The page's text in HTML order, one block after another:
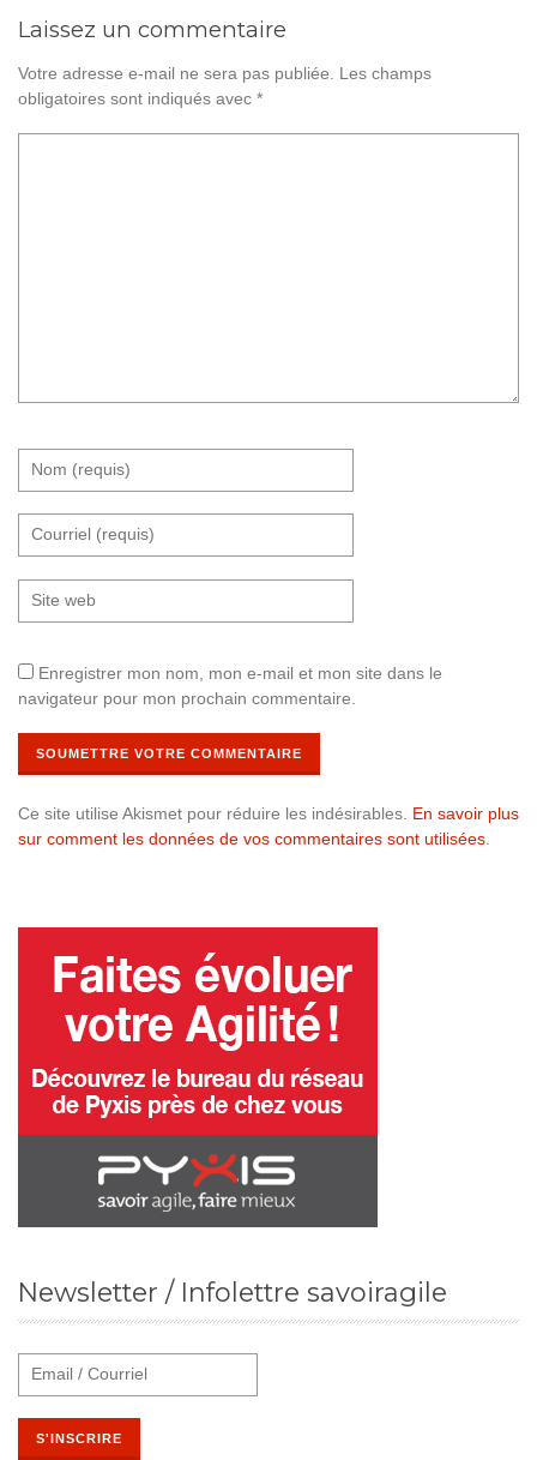
Laissez un commentaire
Votre adresse e-mail ne sera pas publiée.
Les champs
obligatoires sont indiqués avec *
Enregistrer mon nom, mon e-mail et mon site dans le
navigateur pour mon prochain commentaire.
Ce site utilise Akismet pour réduire les indésirables. En savoir plus
sur comment les données de vos commentaires sont utilisées.
Newsletter / Infolettre savoiragile